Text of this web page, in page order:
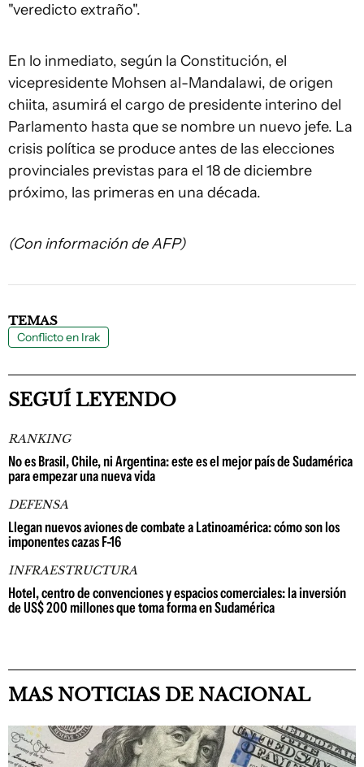
"veredicto extraño".
En lo inmediato, según la Constitución, el
vicepresidente Mohsen al-Mandalawi, de origen
chiita, asumirá el cargo de presidente interino del
Parlamento hasta que se nombre un nuevo jefe. La
crisis política se produce antes de las elecciones
provinciales previstas para el 18 de diciembre
próximo, las primeras en una década.
(Con información de AFP)
TEMAS
Conflicto en Irak
SEGUÍ LEYENDO
RANKING
No es Brasil, Chile, ni Argentina: este es el mejor país de Sudamérica
para empezar una nueva vida
DEFENSA
Llegan nuevos aviones de combate a Latinoamérica: cómo son los
imponentes cazas F-16
INFRAESTRUCTURA
Hotel, centro de convenciones y espacios comerciales: la inversión
de US$ 200 millones que toma forma en Sudamérica
MAS NOTICIAS DE NACIONAL